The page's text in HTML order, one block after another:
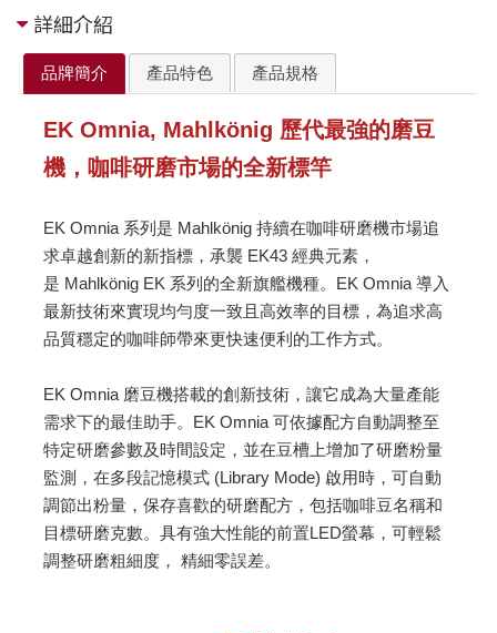
詳細介紹
品牌簡介 產品特色 產品規格
EK Omnia, Mahlkönig 歷代最強的磨豆
機，咖啡研磨市場的全新標竿
EK Omnia 系列是 Mahlkönig 持續在咖啡研磨機市場追
求卓越創新的新指標，承襲 EK43 經典元素，
是 Mahlkönig EK 系列的全新旗艦機種。EK Omnia 導入
最新技術來實現均勻度一致且高效率的目標，為追求高
品質穩定的咖啡師帶來更快速便利的工作方式。
EK Omnia 磨豆機搭載的創新技術，讓它成為大量產能
需求下的最佳助手。EK Omnia 可依據配方自動調整至
特定研磨參數及時間設定，並在豆槽上增加了研磨粉量
監測，在多段記憶模式 (Library Mode) 啟用時，可自動
調節出粉量，保存喜歡的研磨配方，包括咖啡豆名稱和
目標研磨克數。具有強大性能的前置LED螢幕，可輕鬆
調整研磨粗細度， 精細零誤差。